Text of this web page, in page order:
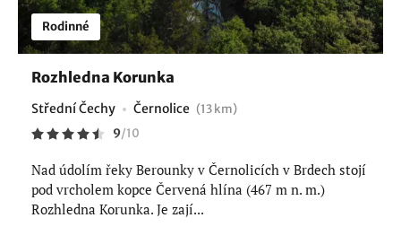
Rodinné
Rozhledna Korunka
Střední Čechy Černolice (13 km)
9/10
Nad údolím řeky Berounky v Černolicích v Brdech stojí
pod vrcholem kopce Červená hlína (467 m n. m.)
Rozhledna Korunka. Je zají...